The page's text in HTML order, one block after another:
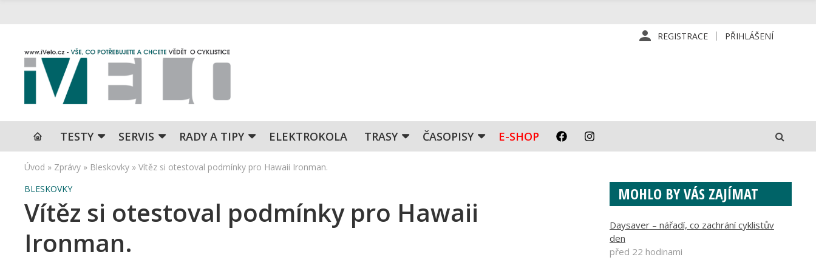
REGISTRACE PŘIHLÁŠENÍ
TESTY SERVIS RADY A TIPY ELEKTROKOLA TRASY ČASOPISY E-SHOP
Úvod » Zprávy » Bleskovky » Vítěz si otestoval podmínky pro Hawaii Ironman.
BLESKOVKY
Vítěz si otestoval podmínky pro Hawaii
Ironman.
MOHLO BY VÁS ZAJÍMAT
Daysaver – nářadí, co zachrání cyklistův
den
před 22 hodinami